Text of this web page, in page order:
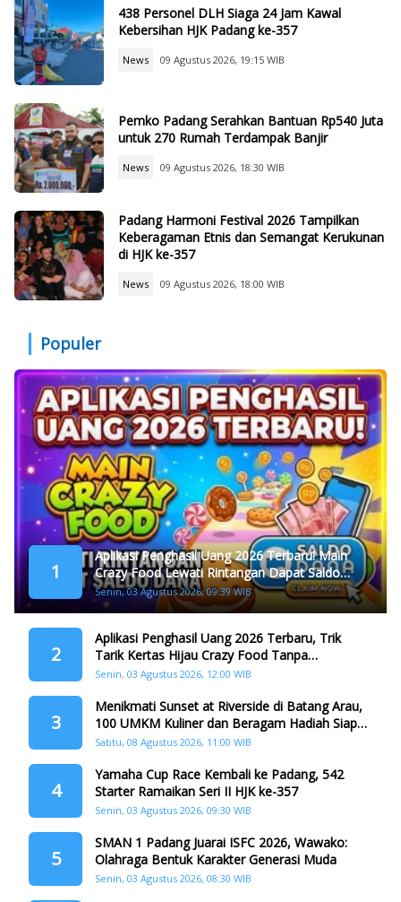
438 Personel DLH Siaga 24 Jam Kawal
Kebersihan HJK Padang ke-357
News 09 Agustus 2026, 19:15 WIB
Pemko Padang Serahkan Bantuan Rp540 Juta
untuk 270 Rumah Terdampak Banjir
News 09 Agustus 2026, 18:30 WIB
Padang Harmoni Festival 2026 Tampilkan
Keberagaman Etnis dan Semangat Kerukunan
di HJK ke-357
News 09 Agustus 2026, 18:00 WIB
Populer
1
Aplikasi Penghasil Uang 2026 Terbaru! Main
Crazy Food Lewati Rintangan Dapat Saldo
Dana
Senin, 03 Agustus 2026, 09:39 WIB
2
Aplikasi Penghasil Uang 2026 Terbaru, Trik
Tarik Kertas Hijau Crazy Food Tanpa
Penggandaan
Senin, 03 Agustus 2026, 12:00 WIB
3
Menikmati Sunset at Riverside di Batang Arau,
100 UMKM Kuliner dan Beragam Hadiah Siap
Memanjakan Warga di Momen HJK Padang
Sabtu, 08 Agustus 2026, 11:00 WIB
4
Yamaha Cup Race Kembali ke Padang, 542
Starter Ramaikan Seri II HJK ke-357
Senin, 03 Agustus 2026, 09:30 WIB
5
SMAN 1 Padang Juarai ISFC 2026, Wawako:
Olahraga Bentuk Karakter Generasi Muda
Senin, 03 Agustus 2026, 08:30 WIB